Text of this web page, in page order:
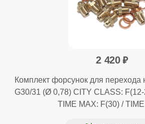
2 420
Комплект форсунок для перехода
G30/31 (Ø 0,78) CITY CLASS:
TIME MAX: F(30) /